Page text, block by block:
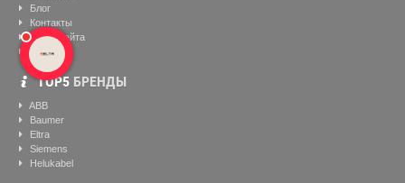
Блог
Контакты
Карта сайта
Видео
ТОР5 БРЕНДЫ
ABB
Baumer
Eltra
Siemens
Helukabel